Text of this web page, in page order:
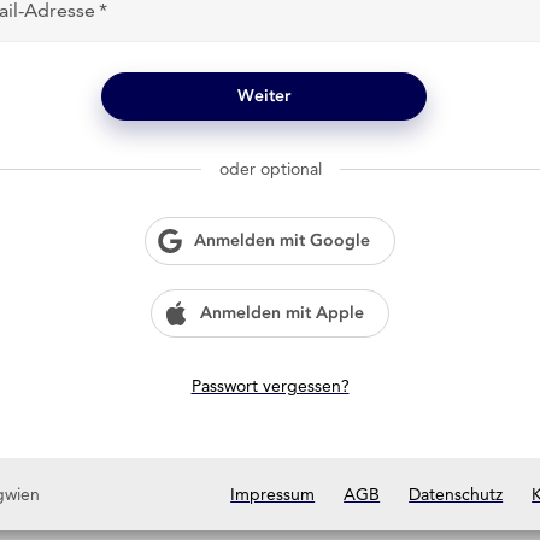
Adresse
Weiter
oder optional
Anmelden mit Google
Anmelden mit Apple
Passwort vergessen?
Impressum AGB Datenschutz